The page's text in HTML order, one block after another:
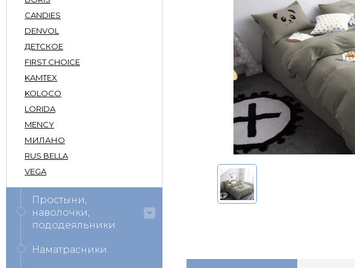
CANDIES
DENVOL
ДЕТСКОЕ
FIRST CHOICE
KAMTEX
KOLOCO
LORIDA
MENCY
МИЛАНО
RUS BELLA
VEGA
Простыни,
наволочки,
пододеяльники
Наматрасники